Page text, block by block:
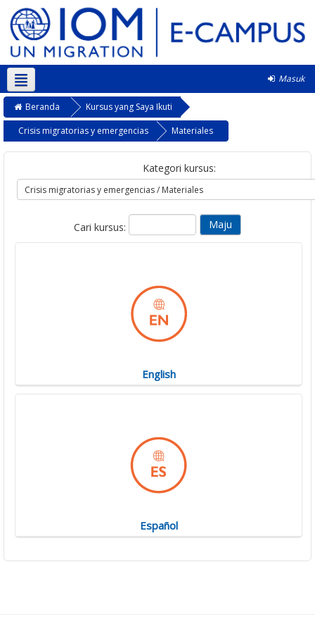
Masuk
Bahasa Indonesia ‎(id)‎
Beranda
Kursus yang Saya Ikuti
Crisis migratorias y emergencias
Materiales
Kategori kursus:
Cari kursus:
English
Español